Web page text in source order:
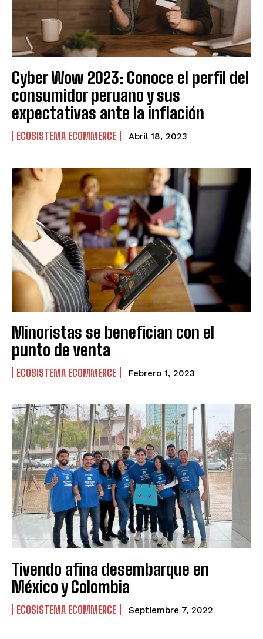
VENEZUELA
VENEZUELA
Cyber Wow 2023: Conoce el perfil del
consumidor peruano y sus
expectativas ante la inflación
ECOSISTEMA ECOMMERCE Abril 18, 2023
Minoristas se benefician con el
punto de venta
ECOSISTEMA ECOMMERCE Febrero 1, 2023
Tivendo afina desembarque en
México y Colombia
ECOSISTEMA ECOMMERCE Septiembre 7, 2022